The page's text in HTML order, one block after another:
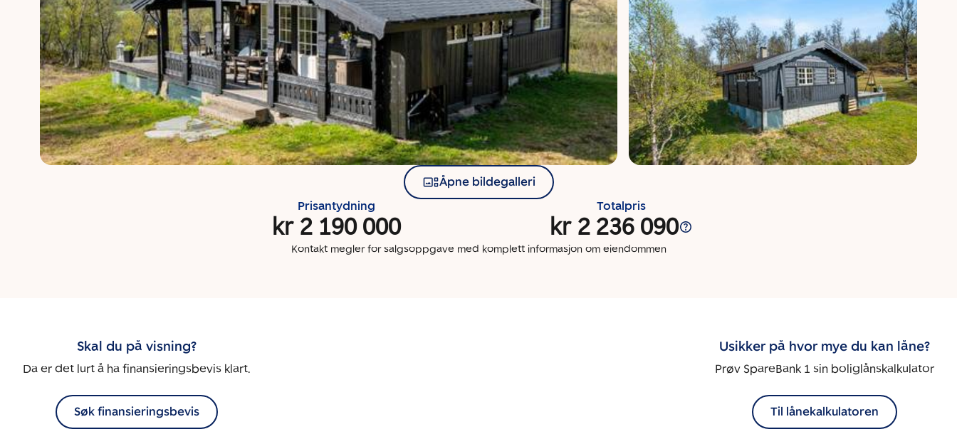
Åpne bildegalleri
Prisantydning
kr 2 190 000
Totalpris
kr 2 236 090
Kontakt megler for salgsoppgave med komplett informasjon om eiendommen
Skal du på visning?
Da er det lurt å ha finansieringsbevis klart.
Søk finansieringsbevis
Usikker på hvor mye du kan låne?
Prøv SpareBank 1 sin boliglånskalkulator
Til lånekalkulatoren